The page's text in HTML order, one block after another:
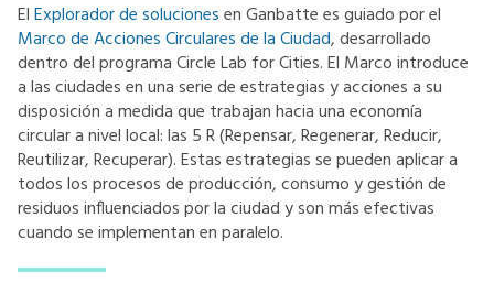
ElExplorador de solucionesen Ganbatte es guiado por el
Marco de Acciones Circulares de la Ciudad, desarrollado
dentro del programa Circle Lab for Cities. El Marco introduce
a las ciudades en una serie de estrategias y acciones a su
disposición a medida que trabajan hacia una economía
circular a nivel local: las 5 R (Repensar, Regenerar, Reducir,
Reutilizar, Recuperar). Estas estrategias se pueden aplicar a
todos los procesos de producción, consumo y gestión de
residuos influenciados por la ciudad y son más efectivas
cuando se implementan en paralelo.